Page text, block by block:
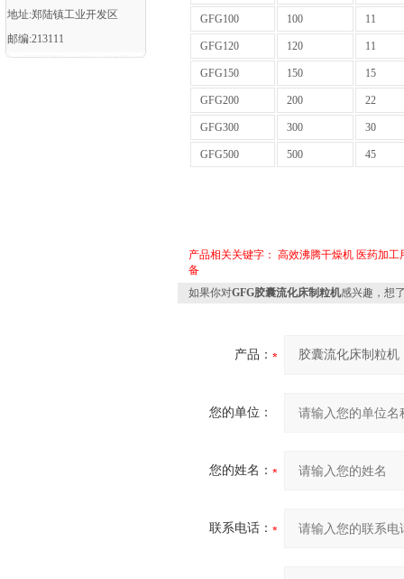
地址:郑陆镇工业开发区
邮编:213111
GFG100 100 11
GFG120 120 11
GFG150 150 15
GFG200 200 22
GFG300 300 30
GFG500 500 45
产品相关关键字： 高效沸腾干燥机 医药加工
备
如果你对GFG胶囊流化床制粒机感兴趣，想
产品：
您的单位：
您的姓名：
联系电话：